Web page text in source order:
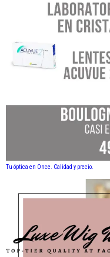
Tu óptica en Once. Calidad y precio.